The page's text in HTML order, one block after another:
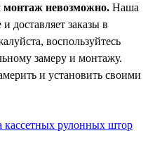
монтаж невозможно. Наша
доставляет заказы в
воспользуйтесь
замеру и монтажу.
и установить своими
кассетных рулонных штор